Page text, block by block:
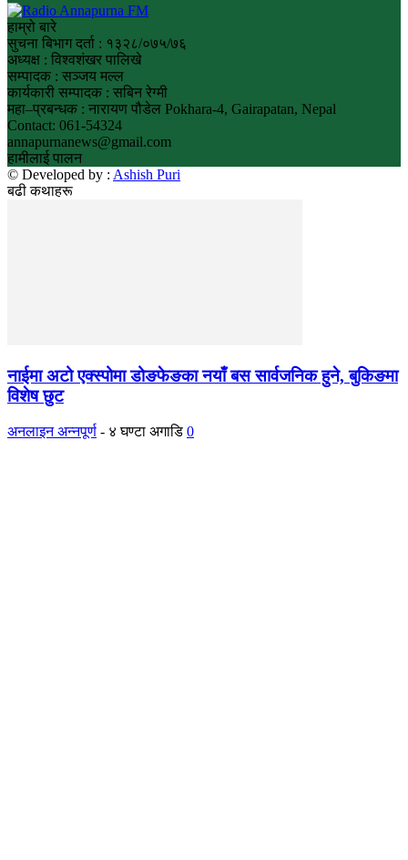
हाम्रो बारे
सुचना बिभाग दर्ता : १३२८/०७५/७६
अध्यक्ष : विश्वशंखर पालिखे
सम्पादक : सञ्जय मल्ल
कार्यकारी सम्पादक : सबिन रेग्मी
महा–प्रबन्धक : नारायण पौडेल Pokhara-4, Gairapatan, Nepal
Contact: 061-54324
annapurnanews@gmail.com
हामीलाई पालन
© Developed by : Ashish Puri
बढी कथाहरू
नाईमा अटो एक्स्पोमा डोङफेङका नयाँ बस सार्वजनिक हुने, बुकिङमा
विशेष छुट
अनलाइन अन्नपूर्ण - ४ घण्टा अगाडि 0